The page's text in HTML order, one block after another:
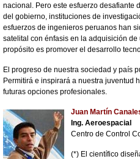
nacional. Pero este esfuerzo desafiante
del gobierno, instituciones de
esfuerzos de ingenieros peruanos han
satelital con énfasis en la adquisición
propósito es promover el desarrollo
El progreso de nuestra sociedad y país
Permitirá e inspirará a nuestra juventud
futuras opciones profesionales.
Juan Martín
Ing. Aeroespacial
Centro de Control
(*) El científico